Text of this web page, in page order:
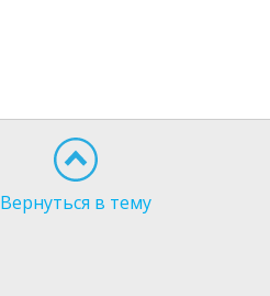
Вернуться в тему